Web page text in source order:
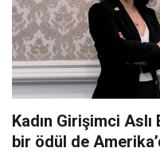
Kadın Girişimci Aslı
bir ödül de